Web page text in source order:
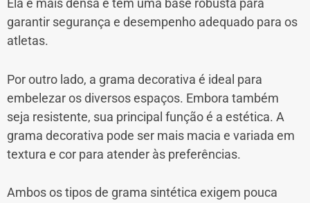
Ela é mais densa e tem uma base robusta para
garantir segurança e desempenho adequado para os
atletas.
Por outro lado, a grama decorativa é ideal para
embelezar os diversos espaços. Embora também
seja resistente, sua principal função é a estética. A
grama decorativa pode ser mais macia e variada em
textura e cor para atender às preferências.
Ambos os tipos de grama sintética exigem pouca